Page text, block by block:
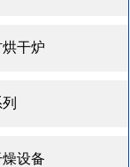
干炉
设备